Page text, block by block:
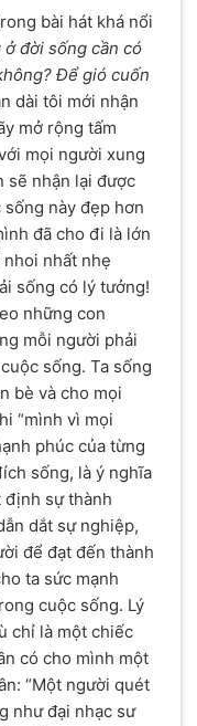
bài hát khá nổi
ở đời sống cần có
Để gió cuốn
dài tôi mới nhận
mở rộng tấm
mọi người xung
sẽ nhận lại được
này đẹp hơn
đã cho đi là lớn
nhất nhẹ
sống có lý tưởng!
những con
mỗi người phải
sống. Ta sống
bè và cho mọi
“mình vì mọi
phúc của từng
sống, là ý nghĩa
định sự thành
dắt sự nghiệp,
để đạt đến thành
ta sức mạnh
cuộc sống. Lý
chỉ là một chiếc
có cho mình một
“Một người quét
như đại nhạc sư